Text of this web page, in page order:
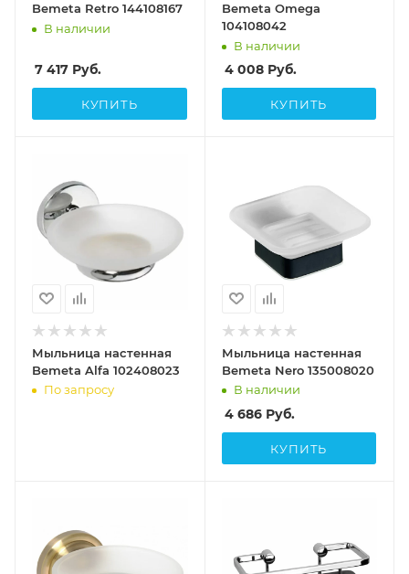
Bemeta Retro 144108167
В наличии
7 417 Руб.
КУПИТЬ
Bemeta Omega
104108042
В наличии
4 008Руб.
КУПИТЬ
Мыльница настенная
Bemeta Alfa 102408023
По запросу
Мыльница настенная
Bemeta Nero 135008020
В наличии
4 686Руб.
КУПИТЬ